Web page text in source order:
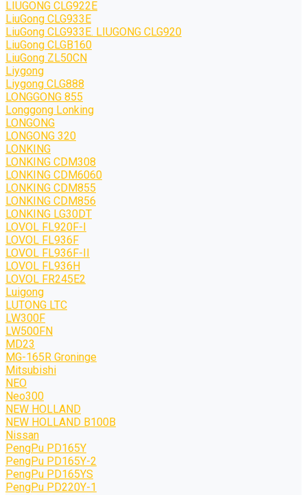
LIUGONG CLG922E
LiuGong CLG933E
LiuGong CLG933E. LIUGONG CLG920
LiuGong CLGB160
LiuGong ZL50CN
Liygong
Liygong CLG888
LONGGONG 855
Longgong Lonking
LONGONG
LONGONG 320
LONKING
LONKING CDM308
LONKING CDM6060
LONKING CDM855
LONKING CDM856
LONKING LG30DT
LOVOL FL920F-I
LOVOL FL936F
LOVOL FL936F-II
LOVOL FL936H
LOVOL FR245E2
Luigong
LUTONG LTC
LW300F
LW500FN
MD23
MG-165R Groninge
Mitsubishi
NEO
Neo300
NEW HOLLAND
NEW HOLLAND B100B
Nissan
PengPu PD165Y
PengPu PD165Y-2
PengPu PD165YS
PengPu PD220Y-1